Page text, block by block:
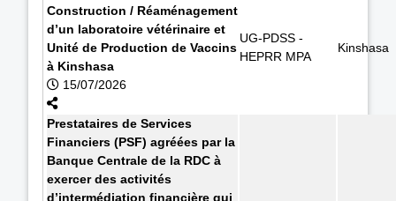
Construction / Réaménagement
d’un laboratoire vétérinaire et
Unité de Production de Vaccins
à Kinshasa
15/07/2026
UG-PDSS -
HEPRR MPA
Kinshasa
Prestataires de Services
Financiers (PSF) agréées par la
Banque Centrale de la RDC à
exercer des activités
d’intermédiation financière qui